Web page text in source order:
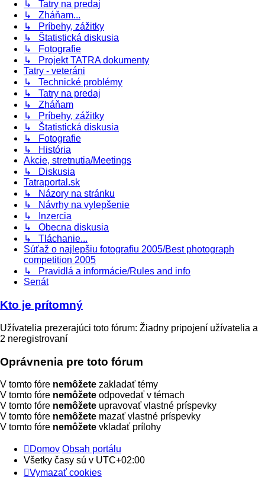
↳ Tatry na predaj
↳ Zháňam...
↳ Príbehy, zážitky
↳ Štatistická diskusia
↳ Fotografie
↳ Projekt TATRA dokumenty
Tatry - veteráni
↳ Technické problémy
↳ Tatry na predaj
↳ Zháňam
↳ Príbehy, zážitky
↳ Štatistická diskusia
↳ Fotografie
↳ História
Akcie, stretnutia/Meetings
↳ Diskusia
Tatraportal.sk
↳ Názory na stránku
↳ Návrhy na vylepšenie
↳ Inzercia
↳ Obecna diskusia
↳ Tláchanie...
Súťaž o najlepšiu fotografiu 2005/Best photograph
competition 2005
↳ Pravidlá a informácie/Rules and info
Senát
Kto je prítomný
Užívatelia prezerajúci toto fórum: Žiadny pripojení užívatelia a
2 neregistrovaní
Oprávnenia pre toto fórum
V tomto fóre nemôžete zakladať témy
V tomto fóre nemôžete odpovedať v témach
V tomto fóre nemôžete upravovať vlastné príspevky
V tomto fóre nemôžete mazať vlastné príspevky
V tomto fóre nemôžete vkladať prílohy
Domov Obsah portálu
Všetky časy sú v UTC+02:00
Vymazať cookies